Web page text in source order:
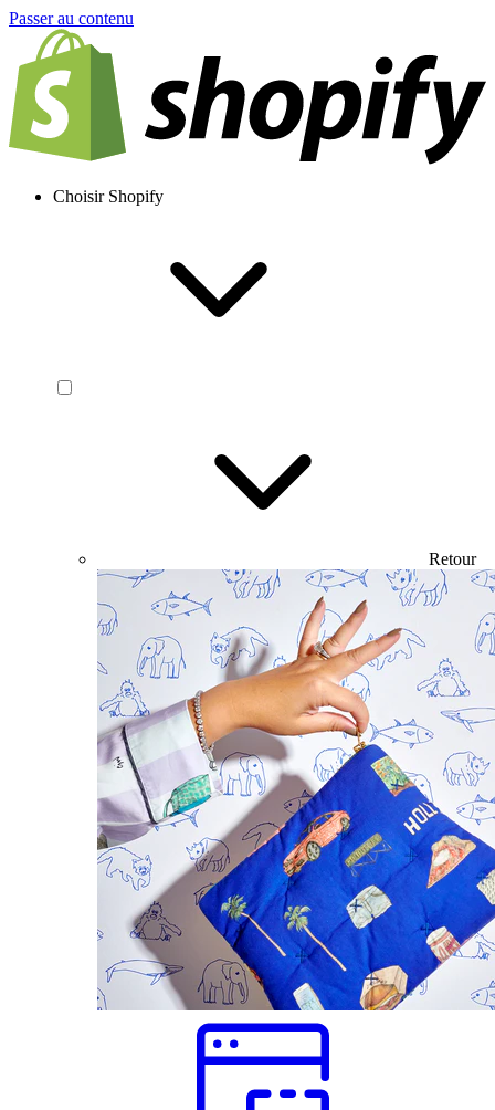
Passer au contenu
Choisir Shopify
Retour